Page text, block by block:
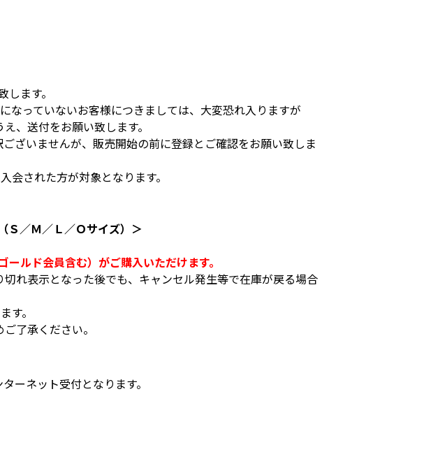
ます。
なっていないお客様につきましては、大変恐れ入りますが
、送付をお願い致します。
ざいませんが、販売開始の前に登録とご確認をお願い致しま
された方が対象となります。
Ｓ／Ｍ／Ｌ／Ｏサイズ）＞
ド会員含む）がご購入いただけます。
れ表示となった後でも、キャンセル発生等で在庫が戻る場合
す。
了承ください。
ーネット受付となります。